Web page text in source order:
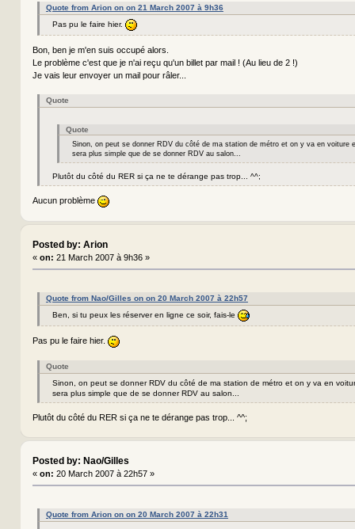
Quote from Arion on on 21 March 2007 à 9h36
Pas pu le faire hier.
Bon, ben je m'en suis occupé alors.
Le problème c'est que je n'ai reçu qu'un billet par mail ! (Au lieu de 2 !)
Je vais leur envoyer un mail pour râler...
Quote
Quote
Sinon, on peut se donner RDV du côté de ma station de métro et on y va en voiture
sera plus simple que de se donner RDV au salon...
Plutôt du côté du RER si ça ne te dérange pas trop... ^^;
Aucun problème
Posted by: Arion
« on: 21 March 2007 à 9h36 »
Quote from Nao/Gilles on on 20 March 2007 à 22h57
Ben, si tu peux les réserver en ligne ce soir, fais-le
Pas pu le faire hier.
Quote
Sinon, on peut se donner RDV du côté de ma station de métro et on y va en
sera plus simple que de se donner RDV au salon...
Plutôt du côté du RER si ça ne te dérange pas trop... ^^;
Posted by: Nao/Gilles
« on: 20 March 2007 à 22h57 »
Quote from Arion on on 20 March 2007 à 22h31